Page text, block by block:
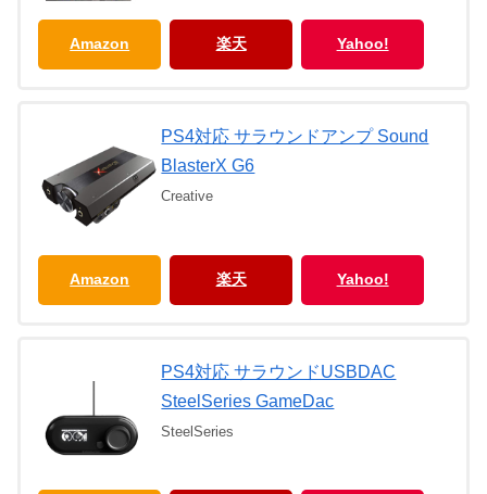
Amazon 楽天 Yahoo!
PS4対応 サラウンドアンプ Sound
BlasterX G6
Creative
Amazon 楽天 Yahoo!
PS4対応 サラウンドUSBDAC
SteelSeries GameDac
SteelSeries